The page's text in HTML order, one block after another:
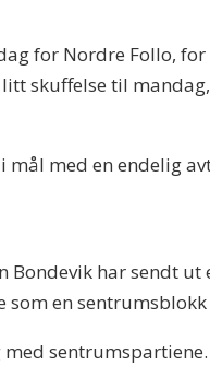
for Nordre Follo,
skuffelse til
med en endelig
Bondevik har sendt
en